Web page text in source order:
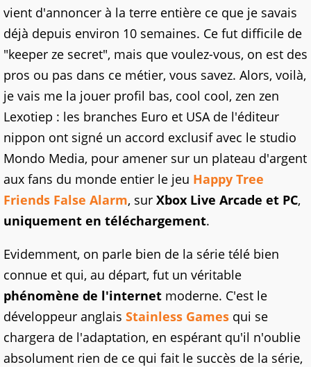
vient d'annoncer à la terre entière ce que je savais
déjà depuis environ 10 semaines. Ce fut difficile de
"keeper ze secret", mais que voulez-vous, on est des
pros ou pas dans ce métier, vous savez. Alors, voilà,
je vais me la jouer profil bas, cool cool, zen zen
Lexotiep : les branches Euro et USA de l'éditeur
nippon ont signé un accord exclusif avec le studio
Mondo Media, pour amener sur un plateau d'argent
aux fans du monde entier le jeu Happy Tree
Friends False Alarm, sur Xbox Live Arcade et PC,
uniquement en téléchargement.
Evidemment, on parle bien de la série télé bien
connue et qui, au départ, fut un véritable
phénomène de l'internet moderne. C'est le
développeur anglais Stainless Games qui se
chargera de l'adaptation, en espérant qu'il n'oublie
absolument rien de ce qui fait le succès de la série,